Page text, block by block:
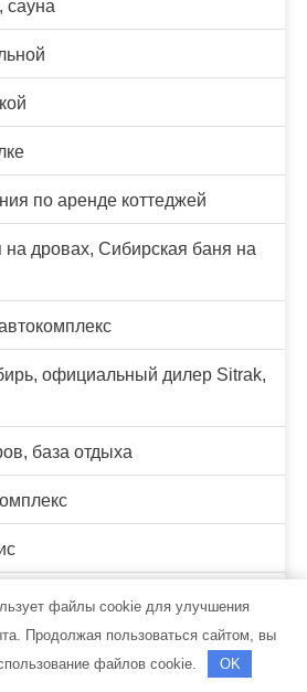
сауна
по аренде коттеджей
дровах, Сибирская баня на
официальный дилер Sitrak,
база отдыха
осмотра
сауна
файлы cookie для улучшения
Продолжая пользоваться сайтом, вы
файлов cookie.
OK